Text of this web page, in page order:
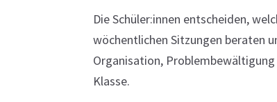
Die Schüler:innen entscheiden,
wöchentlichen Sitzungen beraten
Organisation,
Klasse.